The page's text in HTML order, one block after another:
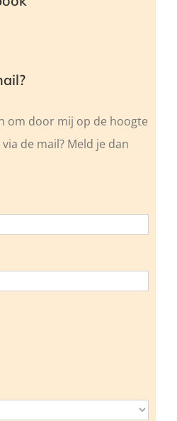
om door mij op de hoogte
de mail? Meld je dan